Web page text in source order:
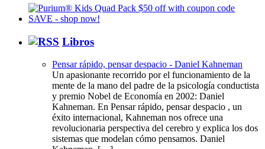
Libros
Pensar rápido, pensar despacio - Daniel Kahneman
Un apasionante recorrido por el funcionamiento de la
mente de la mano del padre de la psicología conductista
y premio Nobel de Economía en 2002: Daniel
Kahneman. En Pensar rápido, pensar despacio , un
éxito internacional, Kahneman nos ofrece una
revolucionaria perspectiva del cerebro y explica los dos
sistemas que modelan cómo pensamos. Daniel